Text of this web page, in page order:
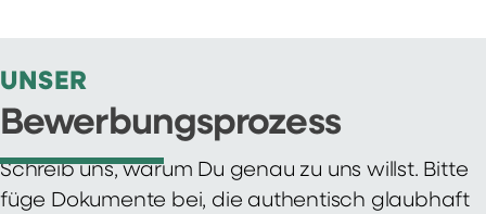
UNSER
Bewerbungsprozess
Schreib uns, warum Du genau zu uns willst. Bitte
füge Dokumente bei, die authentisch glaubhaft